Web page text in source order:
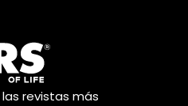
las revistas más